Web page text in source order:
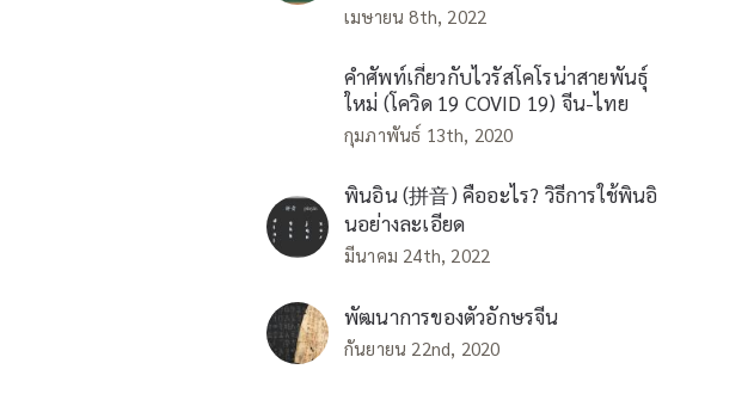
เมษายน 8th, 2022
คำศัพท์เกี่ยวกับไวรัสโคโรน่าสายพันธุ์
ใหม่ (โควิด 19 COVID 19) จีน-ไทย
กุมภาพันธ์ 13th, 2020
พินอิน (拼音) คืออะไร? วิธีการใช้พินอิ
นอย่างละเอียด
มีนาคม 24th, 2022
พัฒนาการของตัวอักษรจีน
กันยายน 22nd, 2020